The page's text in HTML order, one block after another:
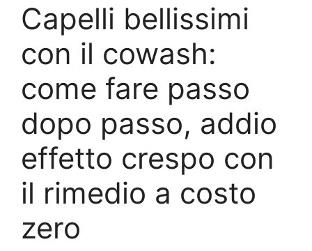
Capelli bellissimi
con il cowash:
come fare passo
dopo passo, addio
effetto crespo con
il rimedio a costo
zero